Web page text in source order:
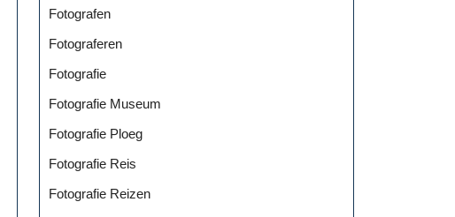
Fotografen
Fotograferen
Fotografie
Fotografie Museum
Fotografie Ploeg
Fotografie Reis
Fotografie Reizen